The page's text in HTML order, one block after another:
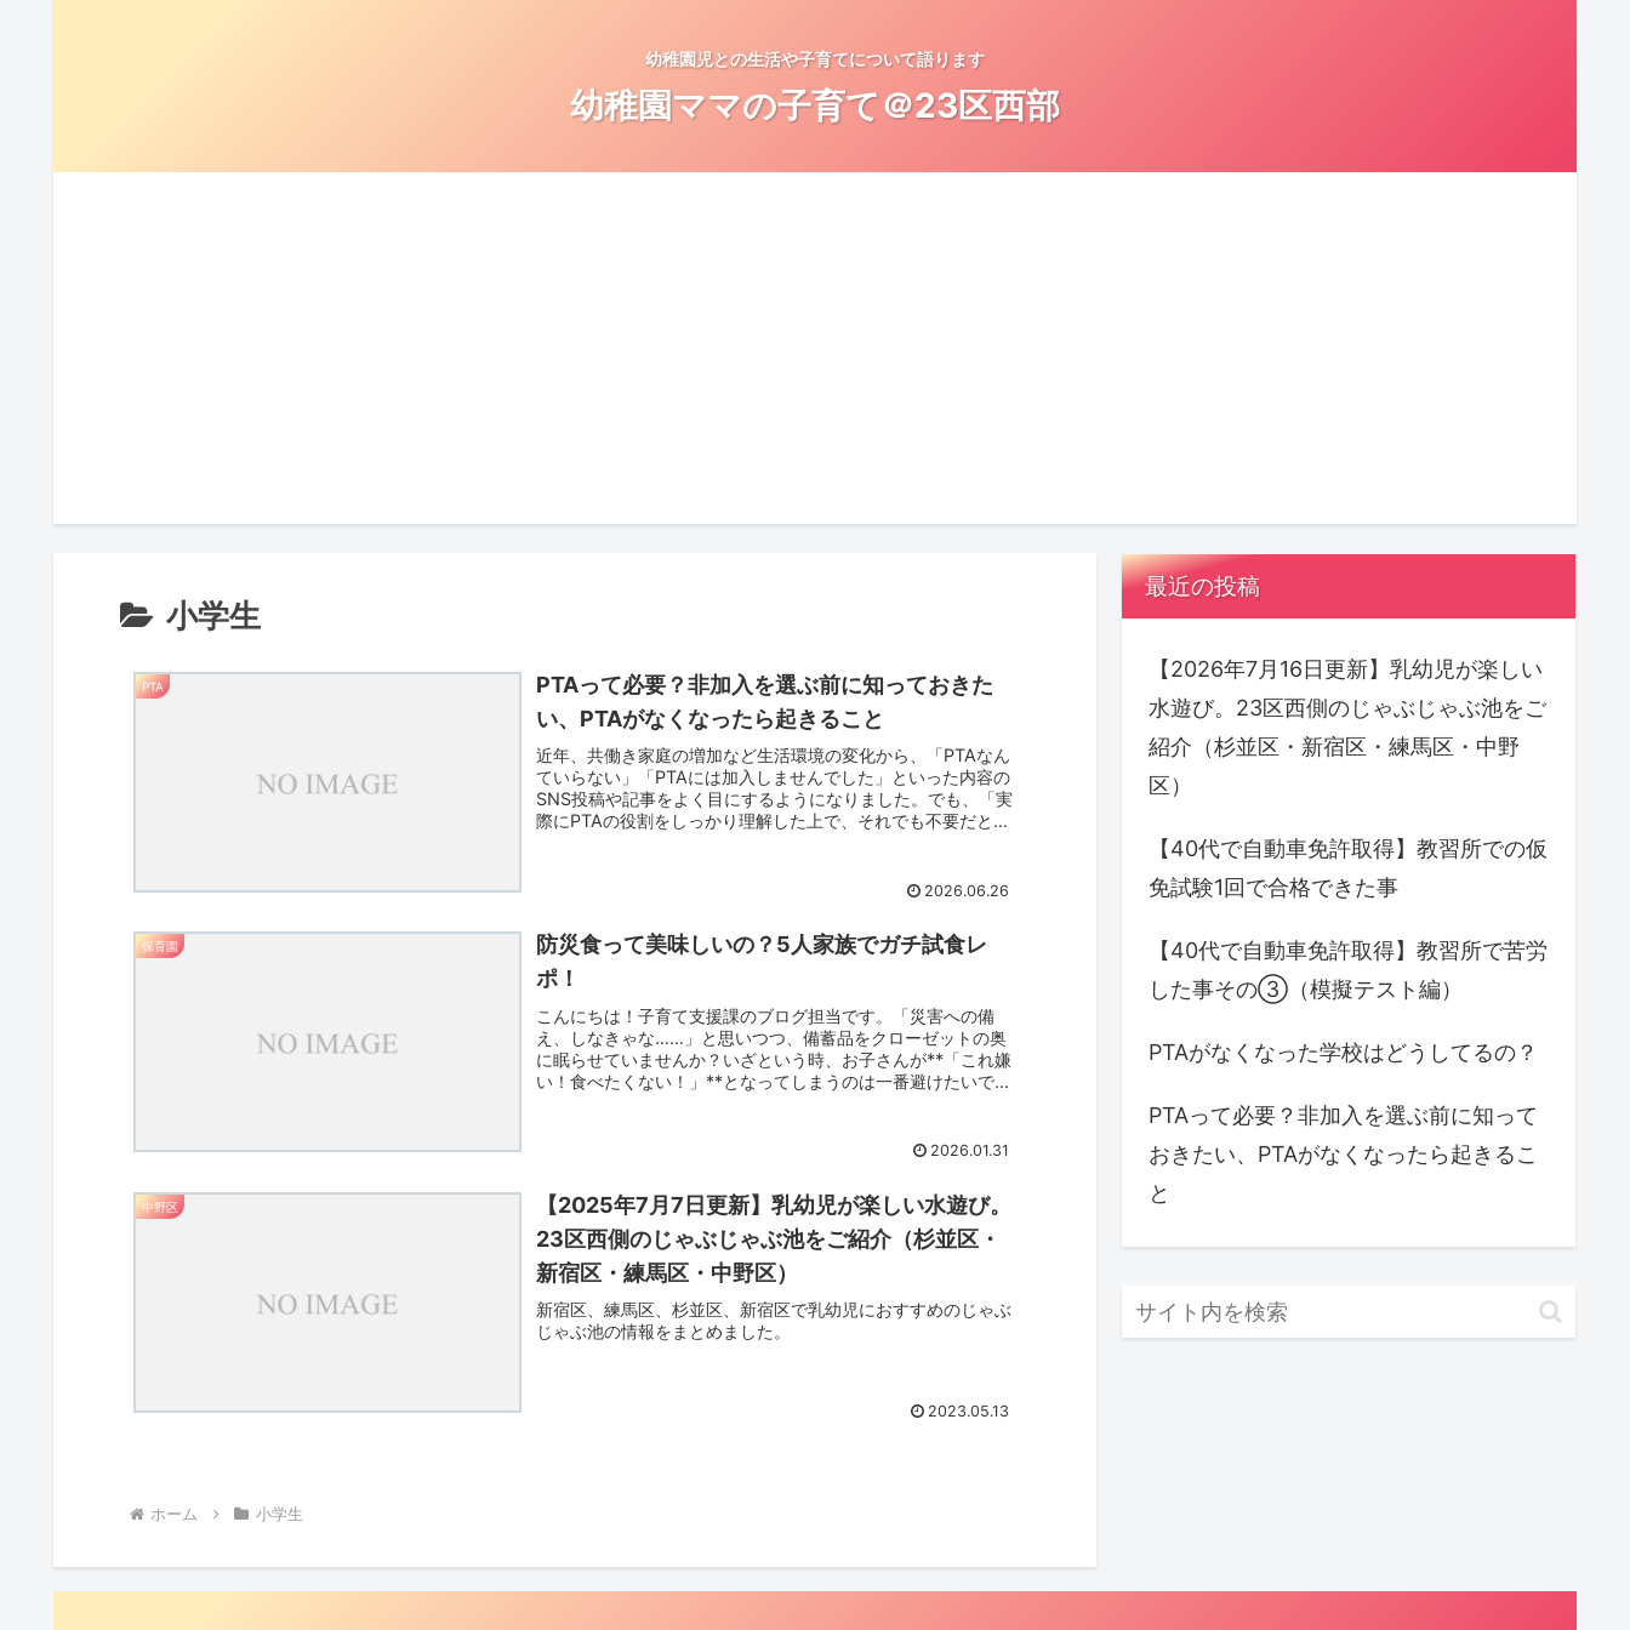
幼稚園児との生活や子育てについて語ります
幼稚園ママの子育て＠23区西部
小学生
PTA
PTAって必要？非加入を選ぶ前に知っておきた
い、PTAがなくなったら起きること
近年、共働き家庭の増加など生活環境の変化から、「PTAなん
ていらない」「PTAには加入しませんでした」といった内容の
SNS投稿や記事をよく目にするようになりました。でも、「実
際にPTAの役割をしっかり理解した上で、それでも不要だと思
2026.06.26
保育園
防災食って美味しいの？5人家族でガチ試食レ
ポ！
こんにちは！子育て支援課のブログ担当です。「災害への備
え、しなきゃな……」と思いつつ、備蓄品をクローゼットの奥
に眠らせていませんか？いざという時、お子さんが**「これ嫌
い！食べたくない！」**となってしまうのは一番避けたいです
2026.01.31
中野区
【2025年7月7日更新】乳幼児が楽しい水遊び。
23区西側のじゃぶじゃぶ池をご紹介（杉並区・
新宿区・練馬区・中野区）
新宿区、練馬区、杉並区、新宿区で乳幼児におすすめのじゃぶ
じゃぶ池の情報をまとめました。
2023.05.13
ホーム 小学生
最近の投稿
【2026年7月16日更新】乳幼児が楽しい
水遊び。23区西側のじゃぶじゃぶ池をご
紹介（杉並区・新宿区・練馬区・中野
区）
【40代で自動車免許取得】教習所での仮
免試験1回で合格できた事
【40代で自動車免許取得】教習所で苦労
した事その③（模擬テスト編）
PTAがなくなった学校はどうしてるの？
PTAって必要？非加入を選ぶ前に知って
おきたい、PTAがなくなったら起きるこ
と